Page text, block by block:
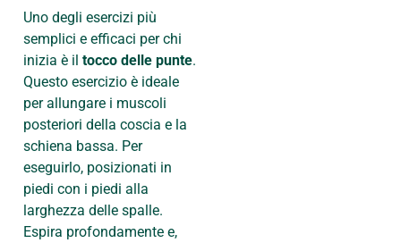
Uno degli esercizi più
semplici e efficaci per chi
inizia è il tocco delle punte.
Questo esercizio è ideale
per allungare i muscoli
posteriori della coscia e la
schiena bassa. Per
eseguirlo, posizionati in
piedi con i piedi alla
larghezza delle spalle.
Espira profondamente e,